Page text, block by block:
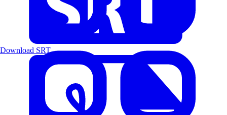
Download SRT